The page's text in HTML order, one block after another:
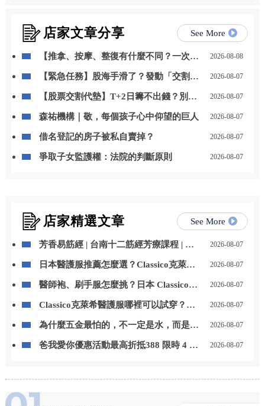
店家文章分享 See More
【推拿、按摩、整復有什麼不同？一次看
2026-08-08
【緊急任務】股海手滑了？發動「交割救
2026-08-07
【股票交割代墊】T+2日籌不出錢？別
2026-08-07
森祐機構｜敬，每個孩子心中仰望的巨人 2026-08-07
借名登記的房子被私自賣掉？ 2026-08-07
爭取子女監護權：法院的判斷原則 2026-08-07
店家精選文章 See More
芳香易筋經 | 台南十二筋經芳療課程 | 台
2026-08-07
日本醫護服推薦怎麼選？Classico克萊希
2026-08-07
醫師袍、刷手服怎麼挑？日本 Classico克
2026-08-07
Classico克萊希醫護服哪裡可以試穿？
2026-08-07
為什麼五金最怕的，不一定是水，而是
中室內鍍膜｜台中地板鍍膜｜台中家具鍍
2026-08-07
爸我愛你優惠活動最高折抵388 限時 4 天
2026-08-07